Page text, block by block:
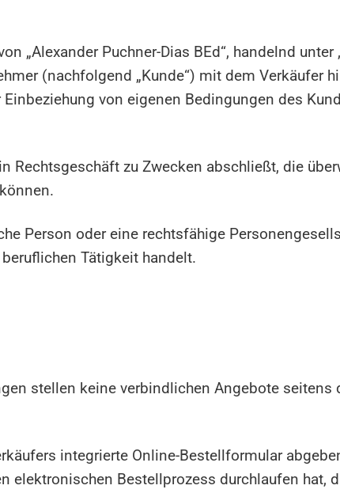
„Alexander Puchner-Dias BEd“, handelnd
(nachfolgend „Kunde“) mit dem Verkäufer
von eigenen Bedingungen des
Rechtsgeschäft zu Zwecken abschließt, die
Person oder eine rechtsfähige
Tätigkeit handelt.
stellen keine verbindlichen Angebote seitens
integrierte Online-Bestellformular
elektronischen Bestellprozess durchlaufen hat,